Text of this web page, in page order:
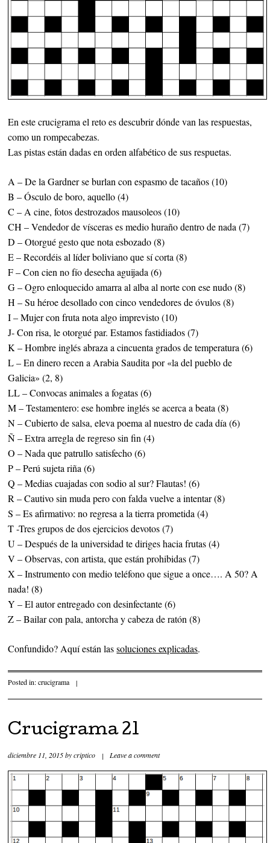
En este crucigrama el reto es descubrir dónde van las respuestas,
como un rompecabezas.
Las pistas están dadas en orden alfabético de sus respuetas.
A – De la Gardner se burlan con espasmo de tacaños (10)
B – Ósculo de boro, aquello (4)
C – A cine, fotos destrozados mausoleos (10)
CH – Vendedor de vísceras es medio huraño dentro de nada (7)
D – Otorgué gesto que nota esbozado (8)
E – Recordéis al líder boliviano que sí corta (8)
F – Con cien no fío desecha aguijada (6)
G – Ogro enloquecido amarra al alba al norte con ese nudo (8)
H – Su héroe desollado con cinco vendedores de óvulos (8)
I – Mujer con fruta nota algo imprevisto (10)
J- Con risa, le otorgué par. Estamos fastidiados (7)
K – Hombre inglés abraza a cincuenta grados de temperatura (6)
L – En dinero recen a Arabia Saudita por «la del pueblo de
Galicia» (2, 8)
LL – Convocas animales a fogatas (6)
M – Testamentero: ese hombre inglés se acerca a beata (8)
N – Cubierto de salsa, eleva poema al nuestro de cada día (6)
Ñ – Extra arregla de regreso sin fin (4)
O – Nada que patrullo satisfecho (6)
P – Perú sujeta riña (6)
Q – Medias cuajadas con sodio al sur? Flautas! (6)
R – Cautivo sin muda pero con falda vuelve a intentar (8)
S – Es afirmativo: no regresa a la tierra prometida (4)
T -Tres grupos de dos ejercicios devotos (7)
U – Después de la universidad te diriges hacia frutas (4)
V – Observas, con artista, que están prohibidas (7)
X – Instrumento con medio teléfono que sigue a once…. A 50? A
nada! (8)
Y – El autor entregado con desinfectante (6)
Z – Bailar con pala, antorcha y cabeza de ratón (8)
Confundido? Aquí están lassoluciones explicadas.
Posted in:crucigrama |
Crucigrama 21
diciembre 11, 2015bycriptico | Leave a comment